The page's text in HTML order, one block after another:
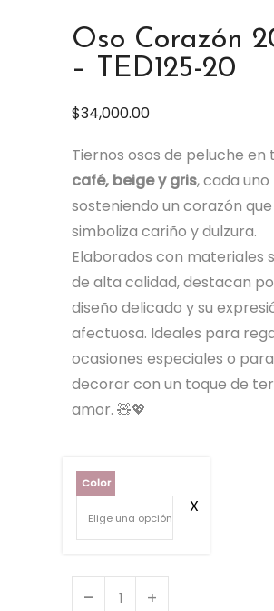
Oso Corazón
– TED125-20
$34,000.00
Tiernos osos de peluche en
café, beige y gris, cada uno
sosteniendo un corazón que
simboliza cariño y dulzura.
Elaborados con materiales
de alta calidad, destacan
diseño delicado y su
afectuosa. Ideales para
ocasiones especiales o para
decorar con un toque de
amor. 🧸💖
Color